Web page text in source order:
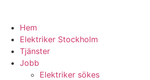
Hem
Elektriker Stockholm
Tjänster
Jobb
Elektriker sökes